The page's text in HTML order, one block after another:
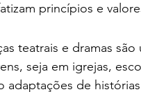
princípios e
teatrais e dramas
seja em igrejas,
adaptações de